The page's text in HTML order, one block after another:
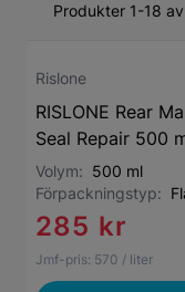
avlagringar från
Produkter 1-18
Rislone
RISLONE Rear
Seal Repair 500
Volym: 500 ml
Förpackningstyp:
285 kr
Jmf-pris: 570 / liter